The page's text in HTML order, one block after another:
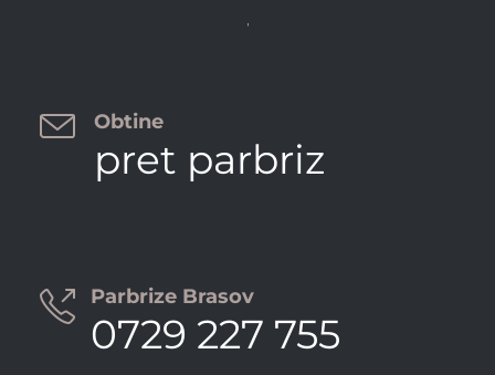
 Obtine
pret parbriz
 Parbrize Brasov
0729 227 755